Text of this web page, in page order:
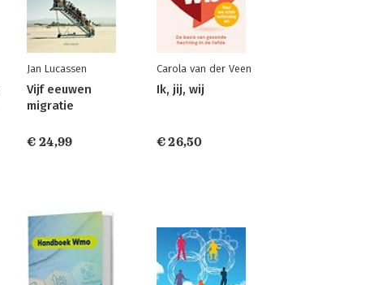
Jan Lucassen
Vijf eeuwen
migratie
€ 24,99
Carola van der Veen
Ik, jij, wij
€ 26,50